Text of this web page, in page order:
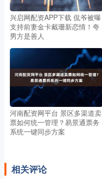
兴启网配资APP下载 侃爷被曝
支持前妻金卡戴珊新恋情！夸
男方是善人
河南配资网平台 景区多渠道卖
票如何统一管理？易景通票务
系统一键同步方案
相关评论